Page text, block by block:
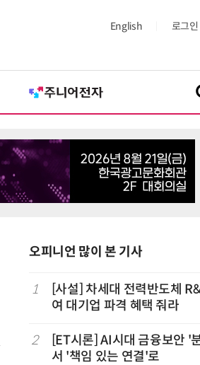
English 로그인
오피니언 많이 본 기사
1
[사설] 차세대 전력반도체
여 대기업 파격 혜택 줘라
2
[ET시론] AI시대 금융보안 '
서 '책임 있는 연결'로